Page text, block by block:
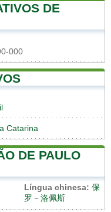
DE
000
Catarina
DE PAULO
Língua chinesa: 保
罗－洛佩斯